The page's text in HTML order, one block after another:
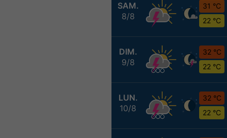
SAM.
8/8
31 °C
22 °C
DIM.
9/8
32 °C
22 °C
LUN.
10/8
32 °C
22 °C